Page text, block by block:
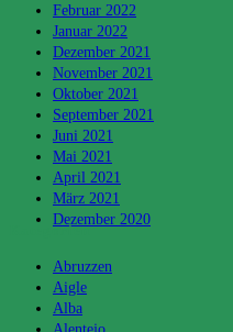
Februar 2022
Januar 2022
Dezember 2021
November 2021
Oktober 2021
September 2021
Juni 2021
Mai 2021
April 2021
März 2021
Dezember 2020
Kategorien
Abruzzen
Aigle
Alba